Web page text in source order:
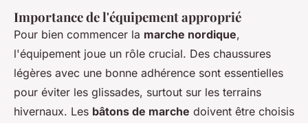
Importance de l'équipement approprié
Pour bien commencer la marche nordique,
l'équipement joue un rôle crucial. Des chaussures
légères avec une bonne adhérence sont essentielles
pour éviter les glissades, surtout sur les terrains
hivernaux. Les bâtons de marche doivent être choisis